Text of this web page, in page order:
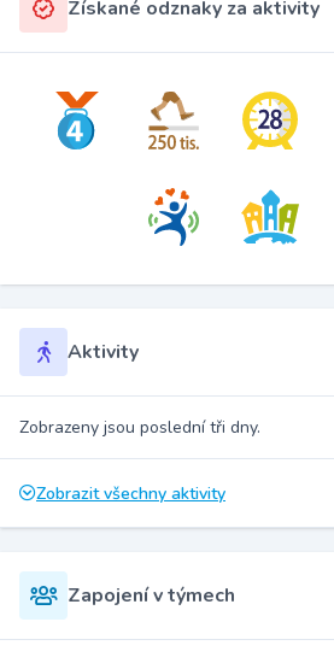
Získané odznaky za aktivity
Aktivity
Zobrazeny jsou poslední tři dny.
Zobrazit všechny aktivity
Zapojení v týmech